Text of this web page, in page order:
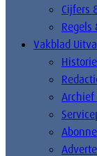
Cijfers
Vakblad
Historie
Archief